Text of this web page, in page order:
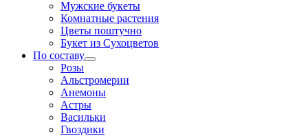
Мужские букеты
Комнатные растения
Цветы поштучно
Букет из Сухоцветов
По составу
Розы
Альстромерии
Анемоны
Астры
Васильки
Гвоздики